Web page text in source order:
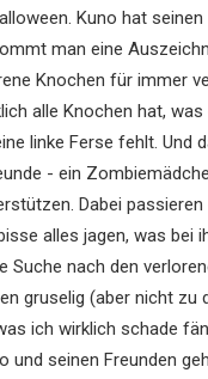
Kuno hat
man eine
Knochen für immer
alle Knochen hat,
linke Ferse fehlt. Und
- ein
Dabei
alles jagen, was
Suche nach den
gruselig (aber nicht
ich wirklich schade
und seinen Freunden